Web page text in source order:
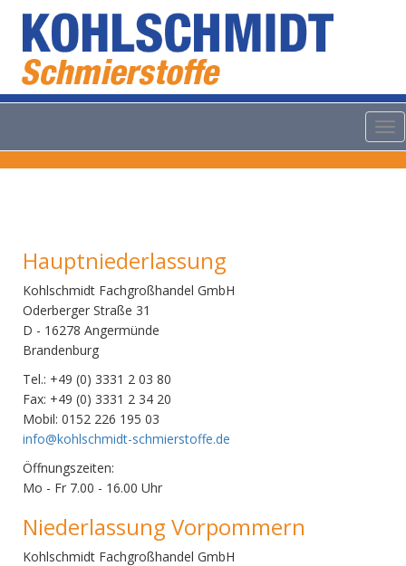
Hauptniederlassung
Kohlschmidt Fachgroßhandel GmbH
Oderberger Straße 31
D - 16278 Angermünde
Brandenburg
Tel.: +49 (0) 3331 2 03 80
Fax: +49 (0) 3331 2 34 20
Mobil: 0152 226 195 03
info@kohlschmidt-schmierstoffe.de
Öffnungszeiten:
Mo - Fr 7.00 - 16.00 Uhr
Niederlassung Vorpommern
Kohlschmidt Fachgroßhandel GmbH